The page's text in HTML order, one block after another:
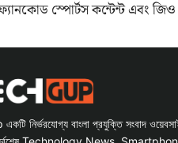
স্পোর্টস কন্টেন্ট এবং
নির্ভরযোগ্য বাংলা প্রযুক্তি সংবাদ